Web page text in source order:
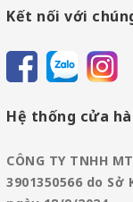
Kết nối với
Hệ thống cửa
CÔNG TY TNHH
3901350566 do